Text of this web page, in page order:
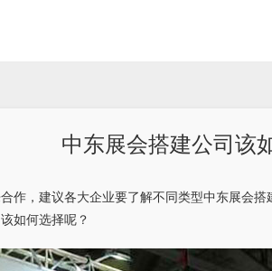
中东展会搭建公司该
作，建议各大企业要了解不同类型中东展会
如何选择呢？